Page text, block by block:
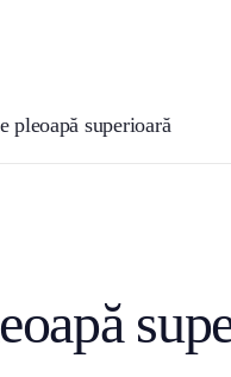
pleoapă superioară